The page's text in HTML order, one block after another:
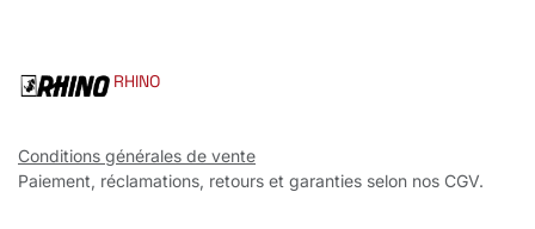
RHINO
Conditions générales de vente
Paiement, réclamations, retours et garanties selon nos CGV.